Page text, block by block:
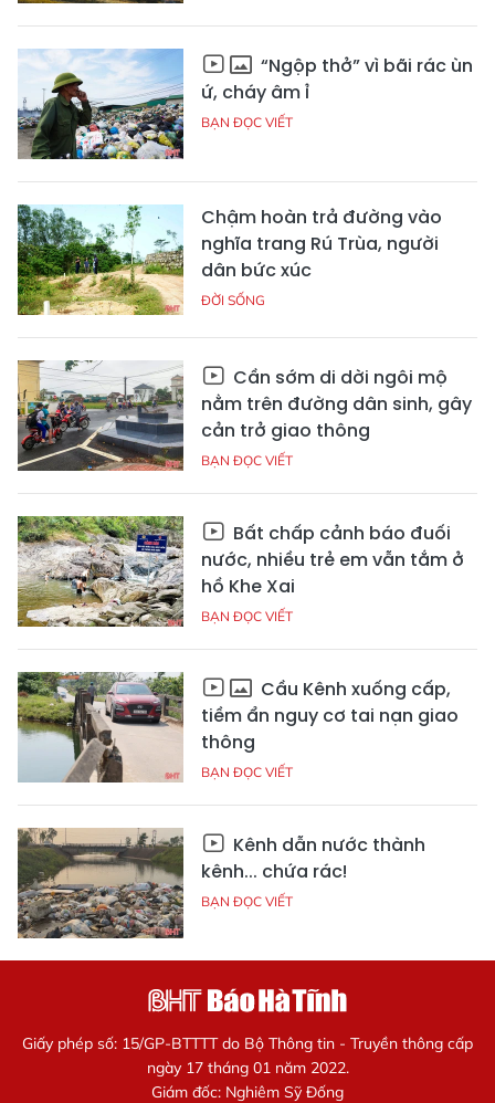
“Ngộp thở” vì bãi rác ùn
ứ, cháy âm ỉ
BẠN ĐỌC VIẾT
Chậm hoàn trả đường vào
nghĩa trang Rú Trùa, người
dân bức xúc
ĐỜI SỐNG
Cần sớm di dời ngôi mộ
nằm trên đường dân sinh, gây
cản trở giao thông
BẠN ĐỌC VIẾT
Bất chấp cảnh báo đuối
nước, nhiều trẻ em vẫn tắm ở
hồ Khe Xai
BẠN ĐỌC VIẾT
Cầu Kênh xuống cấp,
tiềm ẩn nguy cơ tai nạn giao
thông
BẠN ĐỌC VIẾT
Kênh dẫn nước thành
kênh... chứa rác!
BẠN ĐỌC VIẾT
Giấy phép số: 15/GP-BTTTT do Bộ Thông tin - Truyền thông cấp
ngày 17 tháng 01 năm 2022.
Giám đốc: Nghiêm Sỹ Đống